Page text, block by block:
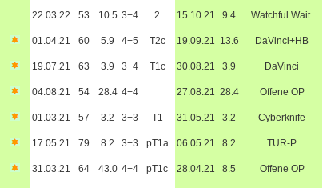
22.03.22 53 10.5 3+4 2 15.10.21 9.4 Watchful Wait.
01.04.21 60 5.9 4+5 T2c 19.09.21 13.6 DaVinci+HB
19.07.21 63 3.9 3+4 T1c 30.08.21 3.9 DaVinci
04.08.21 54 28.4 4+4 27.08.21 28.4 Offene OP
01.03.21 57 3.2 3+3 T1 31.05.21 3.2 Cyberknife
17.05.21 79 8.2 3+3 pT1a 06.05.21 8.2 TUR-P
31.03.21 64 43.0 4+4 pT1c 28.04.21 8.5 Offene OP